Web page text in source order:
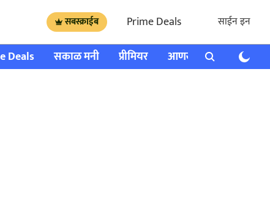
सबस्क्राईब Prime Deals साईन इन
Deals सकाळ मनी प्रीमियर आणखी राशी भविष्य